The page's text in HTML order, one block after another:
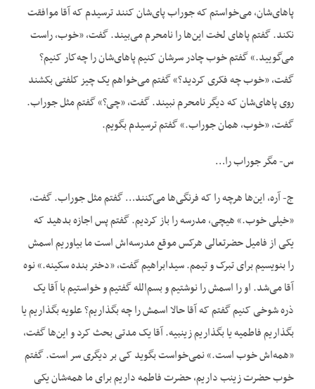
پاهای‌شان، می‌خواستم که جوراب پای‌شان کنند ترسیدم که آقا موافقت
نکند. گفتم پاهای لخت این‌ها را نامحرم می‌بیند. گفت، «خوب، راست
می‌گویید.» گفتم خوب چادر سرشان کنیم پاهای‌شان را چه‌کار کنیم؟
گفت، «خوب چه فکری کردید؟» گفتم می‌خواهم یک چیز کلفتی بکشند
روی پاهای‌شان که دیگر نامحرم نبیند. گفت، «چی؟» گفتم مثل جوراب.
گفت، «خوب، همان جوراب.» گفتم ترسیدم بگویم.
س- مگر جوراب را…
ج- آره، این‌ها هرچه را که فرنگی‌ها می‌کنند… گفتم مثل جوراب. گفت،
«خیلی خوب.» هیچی، مدرسه را باز کردیم. گفتم پس اجازه بدهید که
یکی از فامیل حضرتعالی هرکس موقع مدرسه‌اش است ما بیاوریم اسمش
را بنویسیم برای تبرک و تیمم. سیدابراهیم گفت، «دختر بنده سکینه.» نوه
آقا می‌شد. او را اسمش را نوشتیم و بسم‌الله گفتیم و خواستیم با آقا یک
ذره شوخی کنیم گفتم که آقا حالا اسمش را چه بگذاریم؟ علویه بگذاریم یا
بگذاریم فاطمیه یا بگذاریم زینبیه. آقا یک مدتی بحث کرد و این‌ها گفت،
«همه‌اش خوب است.» نمی‌خواست بگوید کی بر دیگری سر است. گفتم
خوب حضرت زینب داریم، حضرت فاطمه داریم برای ما همه‌شان یکی